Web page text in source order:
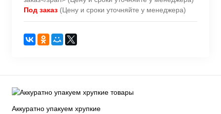
Под заказ (Цену и сроки уточняйте у менеджера)
Аккуратно упакуем хрупкие